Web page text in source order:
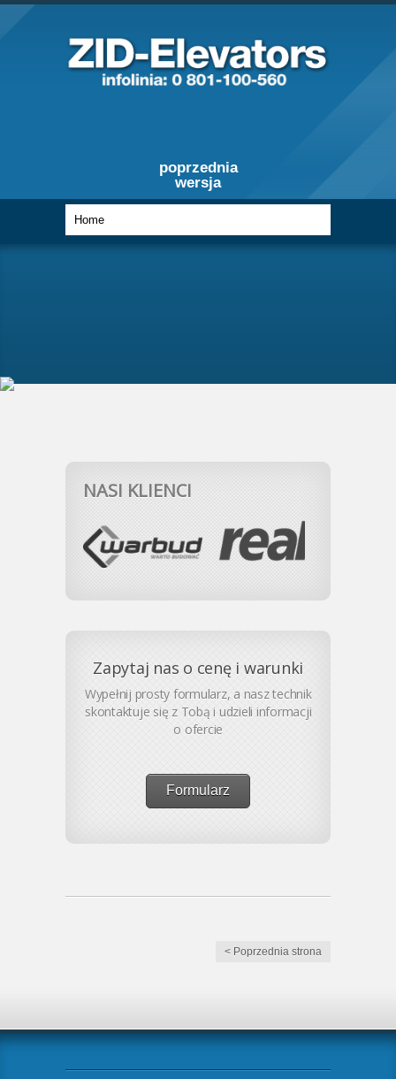
poprzednia
wersja
NASI KLIENCI
Zapytaj nas o cenę i warunki
Wypełnij prosty formularz, a nasz technik
skontaktuje się z Tobą i udzieli informacji
o ofercie
Formularz
< Poprzednia strona